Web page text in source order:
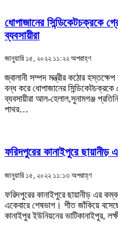
ধোপাজানের সিন্ডিকেটচক্রকে
ব্যবসায়ীরা
জানুয়ারি ১৫, ২০২২ ১১:২২ অপরাহ্ণ
জ্বালানী সম্পদ মন্ত্রীর কঠোর
বন্ধ করে ধোপাজানের সিন্ডিকেটচক্রকে
ব্যবসায়ীরা আল-হেলাল,সুনামগঞ্জ
পাথর…
ফরিদপুরের কানাইপুরে
জানুয়ারি ১৫, ২০২২ ১১:১৩ অপরাহ্ণ
ফরিদপুরের কানাইপুরে ছায়ানীড় এর
একেবারে শেষভাগ। শীত জাঁকিয়ে
কানাইপুর ইউনিয়নের ভাটিকানাইপুর,